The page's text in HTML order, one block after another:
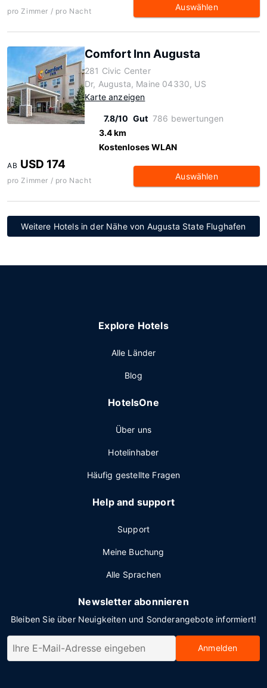
pro Zimmer / pro Nacht Auswählen
Comfort Inn Augusta
281 Civic Center
Dr, Augusta, Maine 04330, US
Karte anzeigen
7.8/10 Gut 786 bewertungen
3.4 km
Kostenloses WLAN
AB USD 174
pro Zimmer / pro Nacht Auswählen
Weitere Hotels in der Nähe von Augusta State Flughafen
Explore Hotels
Alle Länder
Blog
HotelsOne
Über uns
Hotelinhaber
Häufig gestellte Fragen
Help and support
Support
Meine Buchung
Alle Sprachen
Newsletter abonnieren
Bleiben Sie über Neuigkeiten und Sonderangebote informiert!
Anmelden